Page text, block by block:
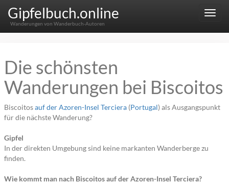
Menu
Gipfelbuch.online
Wanderungen von Wanderbuch-Autoren
Die schönsten
Wanderungen bei Biscoitos
Biscoitosauf der Azoren-Insel Terciera (Portugal) als Ausgangspunkt
für die nächste Wanderung?
Gipfel
In der direkten Umgebung sind keine markanten Wanderberge zu
finden.
Wie kommt man nach Biscoitos auf der Azoren-Insel Terciera?